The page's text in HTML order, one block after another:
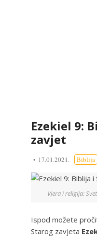
Ezekiel 9:
zavjet
17.01.2021. Biblija
Vjera i religija:
Ispod možete
Starog zavjeta